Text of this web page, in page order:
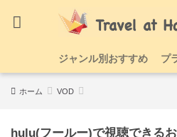
ジャンル別おすすめ プ
ホーム VOD
hulu(フールー)で視聴できる